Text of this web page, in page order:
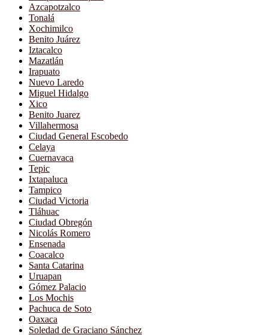
Azcapotzalco
Tonalá
Xochimilco
Benito Juárez
Iztacalco
Mazatlán
Irapuato
Nuevo Laredo
Miguel Hidalgo
Xico
Benito Juarez
Villahermosa
Ciudad General Escobedo
Celaya
Cuernavaca
Tepic
Ixtapaluca
Tampico
Ciudad Victoria
Tláhuac
Ciudad Obregón
Nicolás Romero
Ensenada
Coacalco
Santa Catarina
Uruapan
Gómez Palacio
Los Mochis
Pachuca de Soto
Oaxaca
Soledad de Graciano Sánchez